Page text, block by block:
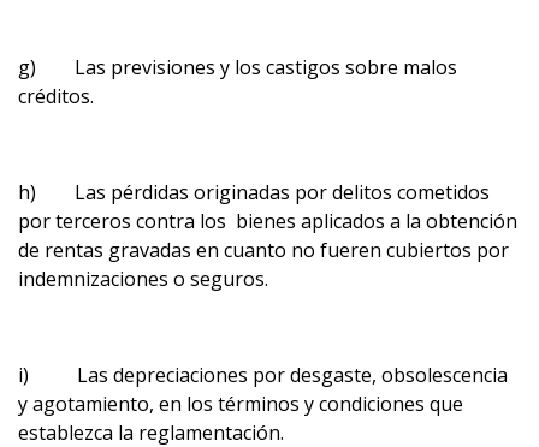
g) Las previsiones y los castigos sobre malos
créditos.
h) Las pérdidas originadas por delitos cometidos
por terceros contra los bienes aplicados a la obtención
de rentas gravadas en cuanto no fueren cubiertos por
indemnizaciones o seguros.
i) Las depreciaciones por desgaste, obsolescencia
y agotamiento, en los términos y condiciones que
establezca la reglamentación.